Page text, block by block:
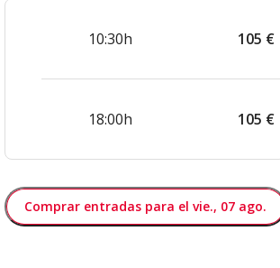
10:30h 105 €
18:00h 105 €
Comprar entradas para el vie., 07 ago.